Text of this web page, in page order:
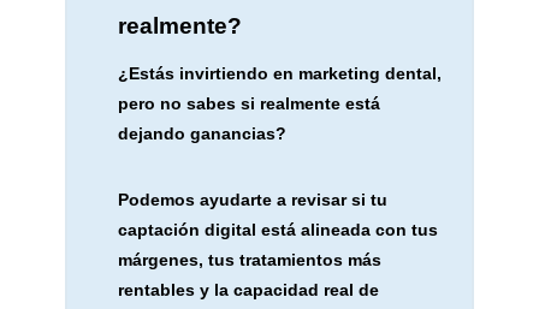
realmente?
¿Estás invirtiendo en marketing dental,
pero no sabes si realmente está
dejando ganancias?
Podemos ayudarte a revisar si tu
captación digital está alineada con tus
márgenes, tus tratamientos más
rentables y la capacidad real de